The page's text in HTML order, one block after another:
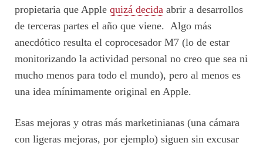
propietaria que Apple quizá decida abrir a desarrollos
de terceras partes el año que viene. Algo más
anecdótico resulta el coprocesador M7 (lo de estar
monitorizando la actividad personal no creo que sea ni
mucho menos para todo el mundo), pero al menos es
una idea mínimamente original en Apple.
Esas mejoras y otras más marketinianas (una cámara
con ligeras mejoras, por ejemplo) siguen sin excusar